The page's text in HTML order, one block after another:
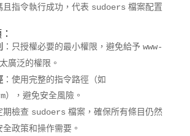
指令執行成功，代表 sudoers 檔案配置
：只授權必要的最小權限，避免給予 www-
廣泛的權限。
：使用完整的指令路徑（如
），避免安全風險。
期檢查 sudoers 檔案，確保所有條目仍然
政策和操作需要。